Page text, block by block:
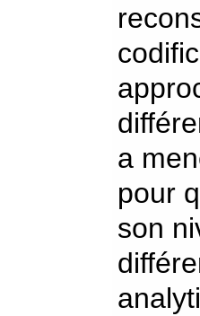
a
pour
son